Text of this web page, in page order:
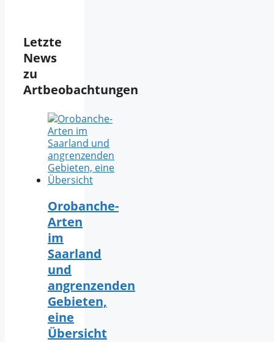
Letzte
News
zu
Artbeobachtungen
Orobanche-
Arten
im
Saarland
und
angrenzenden
Gebieten,
eine
Übersicht